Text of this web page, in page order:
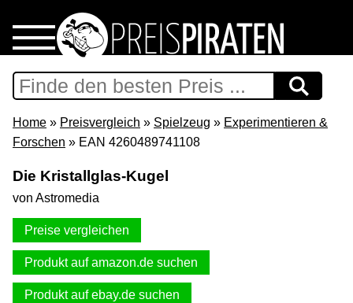
Home
Download
Support & Newsletter
Presse
Datenschutz
Home » Preisvergleich » Spielzeug » Experimentieren &
Forschen » EAN 4260489741108
Die Kristallglas-Kugel
von Astromedia
Preise vergleichen
Produkt auf amazon.de suchen
Produkt auf ebay.de suchen